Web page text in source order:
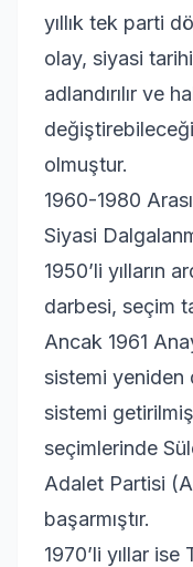
yıllık tek parti
olay, siyasi
adlandırılır ve
olmuştur.
1960-1980
Siyasi
1950’li yılların
darbesi, seçim
Ancak 1961
sistemi yeniden
sistemi
seçimlerinde
Adalet Partisi
başarmıştır.
1970’li yıllar